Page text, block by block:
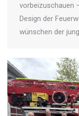
vorbeizuschauen
Design der
wünschen der